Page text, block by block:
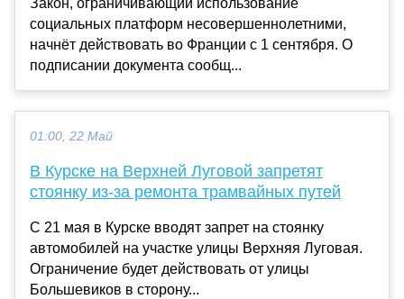
социальных платформ несовершеннолетними,
начнёт действовать во Франции с 1 сентября. О
подписании документа сообщ...
01:00, 22 Май
В Курске на Верхней Луговой запретят
стоянку из-за ремонта трамвайных путей
С 21 мая в Курске вводят запрет на стоянку
автомобилей на участке улицы Верхняя Луговая.
Ограничение будет действовать от улицы
Большевиков в сторону...